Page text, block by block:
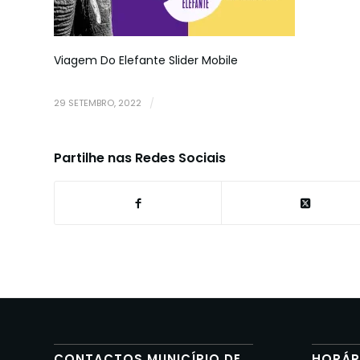
Viagem Do Elefante Slider Mobile
29 SETEMBRO, 2022 /
Partilhe nas Redes Sociais